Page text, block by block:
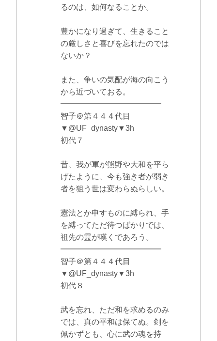
るのは、如何なることか。
豊かになり過ぎて、生きること
の厳しさと喜びを忘れたのでは
ないか？
また、争いの気配が海の向こう
から近づいておる。
━━━━━━━━━━━━━
智子＠第４４４代目
▼@UF_dynasty▼3h
初代７
昔、我が軍が熊野や大和を平ら
げたように、今も強き者が弱き
者を狙う世は変わらぬらしい。
憲法とか申すものに縛られ、手
を縛ってただ待つばかりでは、
祖先の霊が嘆くであろう。
━━━━━━━━━━━━━
智子＠第４４４代目
▼@UF_dynasty▼3h
初代８
武を忘れ、ただ和を求めるのみ
では、真の平和は保てぬ。剣を
佩かずとも、心に武の魂を持